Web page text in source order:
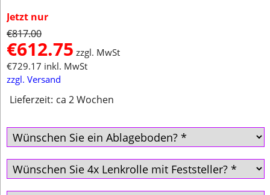
Jetzt nur
€817.00
€612.75 zzgl. MwSt
€729.17 inkl. MwSt
zzgl. Versand
Lieferzeit: ca 2 Wochen